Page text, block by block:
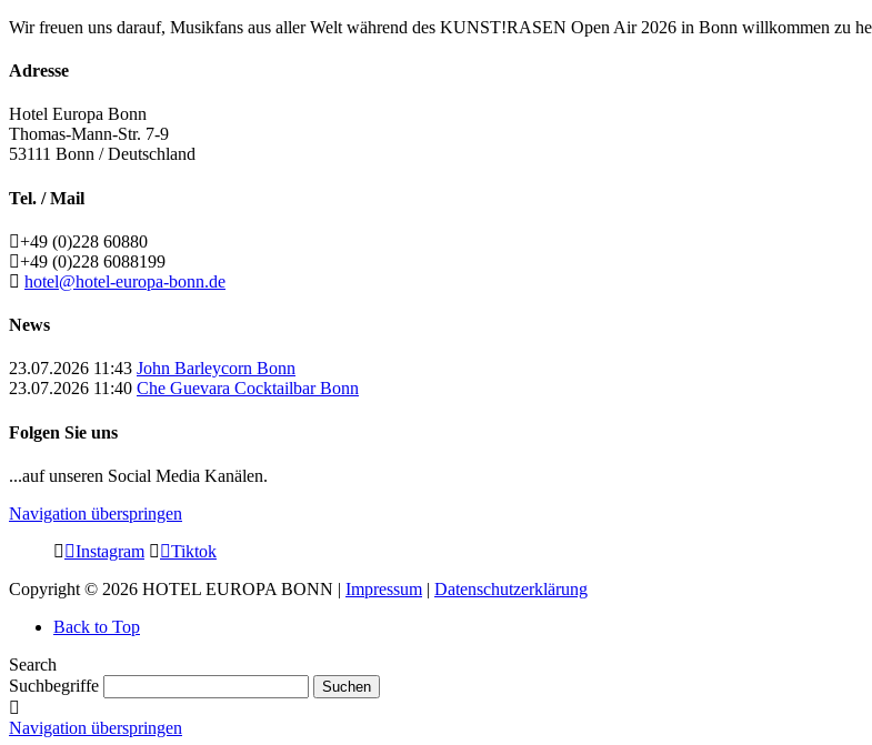
Wir freuen uns darauf, Musikfans aus aller Welt während des KUNST!RASEN Open Air 2026 in Bonn willkommen zu
Adresse
Hotel Europa Bonn
Thomas-Mann-Str. 7-9
53111 Bonn / Deutschland
Tel. / Mail
+49 (0)228 60880
+49 (0)228 6088199
hotel@hotel-europa-bonn.de
News
23.07.2026 11:43 John Barleycorn Bonn
23.07.2026 11:40 Che Guevara Cocktailbar Bonn
Folgen Sie uns
...auf unseren Social Media Kanälen.
Navigation überspringen
Instagram
Tiktok
Copyright © 2026 HOTEL EUROPA BONN | Impressum | Datenschutzerklärung
Back to Top
Search
Suchbegriffe
Suchen
Navigation überspringen